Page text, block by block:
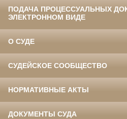
ПОДАЧА ПРОЦЕССУАЛЬНЫХ
ЭЛЕКТРОННОМ ВИДЕ
О СУДЕ
СУДЕЙСКОЕ СООБЩЕСТВО
НОРМАТИВНЫЕ АКТЫ
ДОКУМЕНТЫ СУДА